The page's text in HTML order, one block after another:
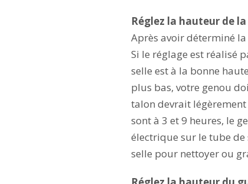
Réglez la hauteur de
Après avoir déterminé
Si le réglage est réalisé
selle est à la bonne
plus bas, votre genou
talon devrait
sont à 3 et 9 heures, le
électrique sur le tube
selle pour nettoyer ou